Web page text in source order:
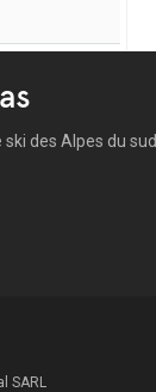
des Alpes du sud
SARL